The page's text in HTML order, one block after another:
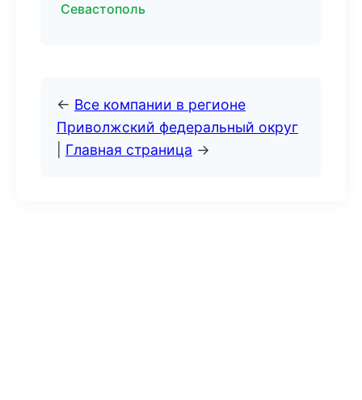
Севастополь
← Все компании в регионе
Приволжский федеральный округ
Главная страница →